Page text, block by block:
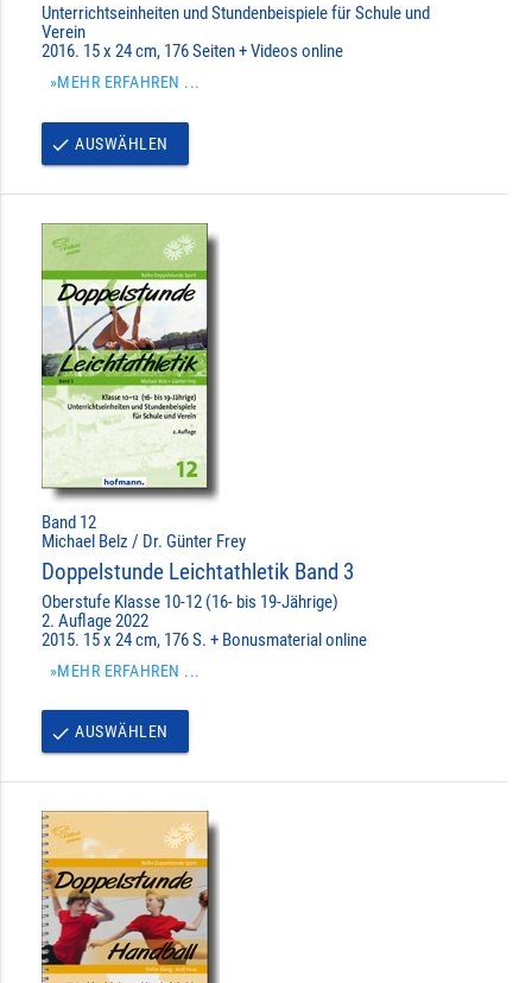
Unterrichtseinheiten und Stundenbeispiele für Schule und
Verein
2016. 15 x 24 cm, 176 Seiten + Videos online
»MEHR ERFAHREN ...
done AUSWÄHLEN
Band 12
Michael Belz / Dr. Günter Frey
Doppelstunde Leichtathletik Band 3
Oberstufe Klasse 10-12 (16- bis 19-Jährige)
2. Auflage 2022
2015. 15 x 24 cm, 176 S. + Bonusmaterial online
»MEHR ERFAHREN ...
done AUSWÄHLEN